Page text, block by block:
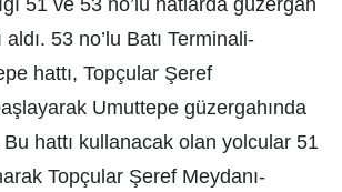
53 no’lu Batı Terminali-
hattı, Topçular Şeref
Umuttepe güzergahında
hattı kullanacak olan yolcular 51
Topçular Şeref Meydanı-